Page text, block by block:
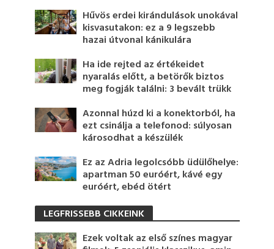
Hűvös erdei kirándulások unokával
kisvasutakon: ez a 9 legszebb
hazai útvonal kánikulára
Ha ide rejted az értékeidet
nyaralás előtt, a betörők biztos
meg fogják találni: 3 bevált trükk
Azonnal húzd ki a konektorból, ha
ezt csinálja a telefonod: súlyosan
károsodhat a készülék
Ez az Adria legolcsóbb üdülőhelye:
apartman 50 euróért, kávé egy
euróért, ebéd ötért
LEGFRISSEBB CIKKEINK
Ezek voltak az első színes magyar